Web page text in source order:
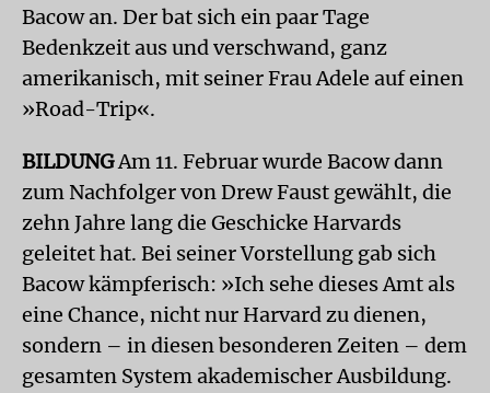
Bacow an. Der bat sich ein paar Tage
Bedenkzeit aus und verschwand, ganz
amerikanisch, mit seiner Frau Adele auf einen
»Road-Trip«.
BILDUNGAm 11. Februar wurde Bacow dann
zum Nachfolger von Drew Faust gewählt, die
zehn Jahre lang die Geschicke Harvards
geleitet hat. Bei seiner Vorstellung gab sich
Bacow kämpferisch: »Ich sehe dieses Amt als
eine Chance, nicht nur Harvard zu dienen,
sondern – in diesen besonderen Zeiten – dem
gesamten System akademischer Ausbildung.